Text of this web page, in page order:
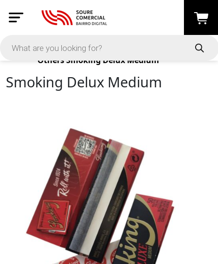
Products
OthersSmoking Delux Medium
Smoking Delux Medium